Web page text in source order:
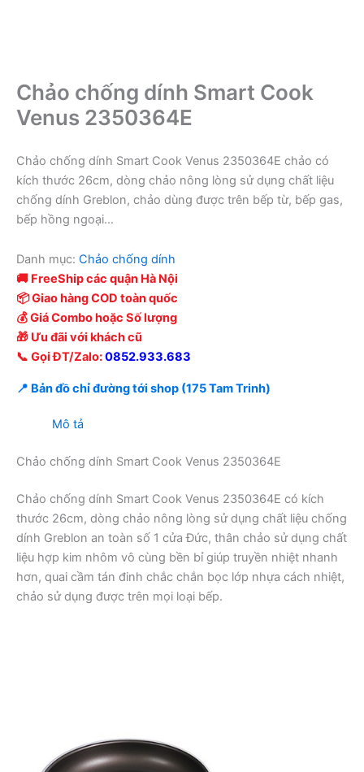
Chảo chống dính Smart Cook
Venus 2350364E
Chảo chống dính Smart Cook Venus 2350364E chảo có
kích thước 26cm, dòng chảo nông lòng sử dụng chất liệu
chống dính Greblon, chảo dùng được trên bếp từ, bếp gas,
bếp hồng ngoại…
Danh mục: Chảo chống dính
🚚 FreeShip các quận Hà Nội
📦 Giao hàng COD toàn quốc
💰 Giá Combo hoặc Số lượng
🎁 Ưu đãi với khách cũ
📞 Gọi ĐT/Zalo:0852.933.683
📍 Bản đồ chỉ đường tới shop (175 Tam Trinh)
Mô tả
Chảo chống dính Smart Cook Venus 2350364E
Chảo chống dính Smart Cook Venus 2350364E có kích
thước 26cm, dòng chảo nông lòng sử dụng chất liệu chống
dính Greblon an toàn số 1 cửa Đức, thân chảo sử dụng chất
liệu hợp kim nhôm vô cùng bền bỉ giúp truyền nhiệt nhanh
hơn, quai cầm tán đinh chắc chắn bọc lớp nhựa cách nhiệt,
chảo sử dụng được trên mọi loại bếp.